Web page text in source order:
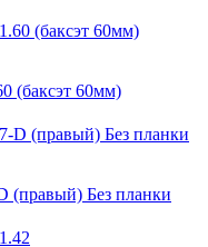
(баксэт 60мм)
(правый) Без планки